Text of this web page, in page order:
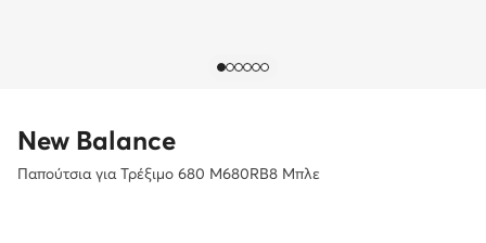
New Balance
Παπούτσια για Τρέξιμο 680 M680RB8 Μπλε